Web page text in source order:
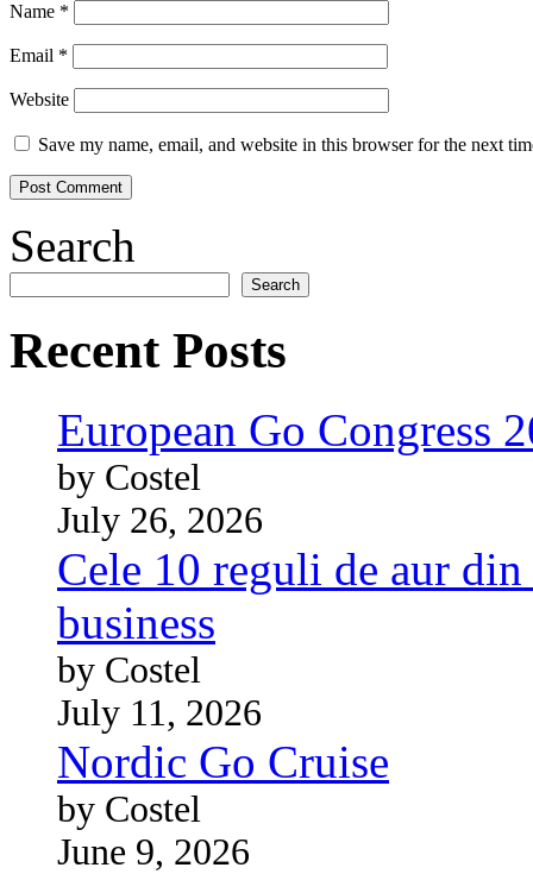
Name *
Email *
Website
Save my name, email, and website in this browser for the next
Search
Search
Recent Posts
European Go Congress
by Costel
July 26, 2026
Cele 10 reguli de aur
business
by Costel
July 11, 2026
Nordic Go Cruise
by Costel
June 9, 2026